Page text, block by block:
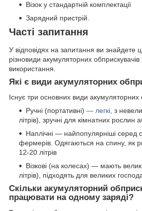
Візок у стандартній комплектації
Зарядний пристрій.
Часті запитання
У відповідях на запитання ви знайдете
різновиди акумуляторних обприскувачів
використання.
Які є види акумуляторних
Існує три основних види акумуляторних
Ручні (портативні) — легкі, з
літрів), зручні для кімнатних рослин
Наплічні — найпопулярніші серед
фермерів. Одягаються на спину, як
12-20 літрів
Візкові (на колесах) — мають
літрів), підходять для великих
Скільки акумуляторний
працювати на одному заряді?